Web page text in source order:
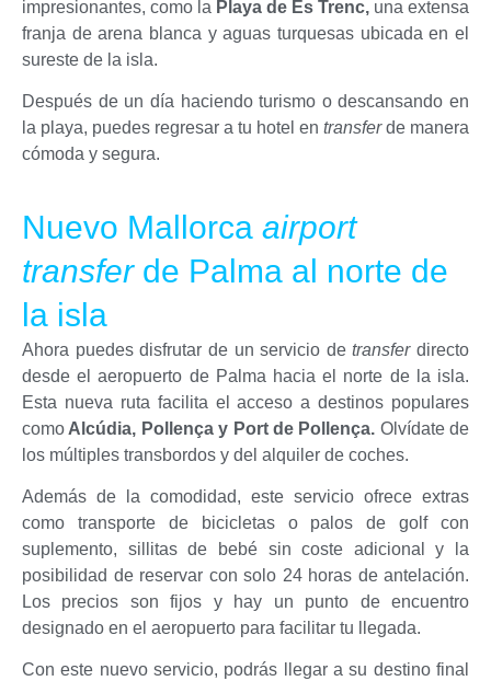
impresionantes, como la Playa de Es Trenc, una extensa
franja de arena blanca y aguas turquesas ubicada en el
sureste de la isla.
Después de un día haciendo turismo o descansando en
la playa, puedes regresar a tu hotel en transferde manera
cómoda y segura.
Nuevo Mallorca airport
transfer de Palma al norte de
la isla
Ahora puedes disfrutar de un servicio detransfer directo
desde el aeropuerto de Palma hacia el norte de la isla.
Esta nueva ruta facilita el acceso a destinos populares
como Alcúdia, Pollença y Port de Pollença. Olvídate de
los múltiples transbordos y del alquiler de coches.
Además de la comodidad, este servicio ofrece extras
como transporte de bicicletas o palos de golf con
suplemento, sillitas de bebé sin coste adicional y la
posibilidad de reservar con solo 24 horas de antelación.
Los precios son fijos y hay un punto de encuentro
designado en el aeropuerto para facilitar tu llegada.
Con este nuevo servicio, podrás llegar a su destino final